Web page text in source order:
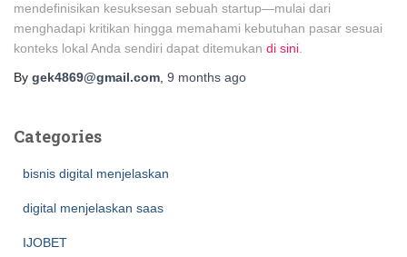
mendefinisikan kesuksesan sebuah startup—mulai dari
menghadapi kritikan hingga memahami kebutuhan pasar sesuai
konteks lokal Anda sendiri dapat ditemukan di sini
By gek4869@gmail.com 9 months ago
Categories
bisnis digital menjelaskan
digital menjelaskan saas
IJOBET